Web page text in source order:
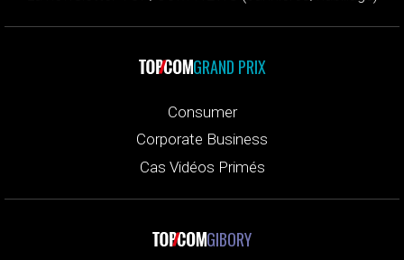
GRAND PRIX
Consumer
Corporate Business
Cas Vidéos Primés
GIBORY